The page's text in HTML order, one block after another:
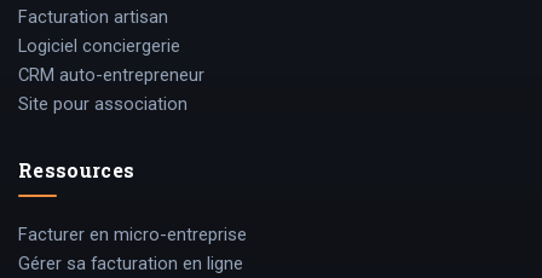
Facturation artisan
Logiciel conciergerie
CRM auto-entrepreneur
Site pour association
Ressources
Facturer en micro-entreprise
Gérer sa facturation en ligne